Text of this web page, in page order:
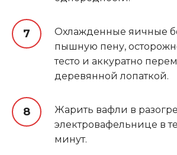
Охлажденные яичные
пышную пену,
тесто и аккуратно
деревянной лопаткой.
Жарить вафли в
электровафельнице в
минут.